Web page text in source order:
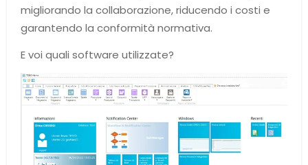
migliorando la collaborazione, riducendo i costi e
garantendo la conformità normativa.
E voi quali software utilizzate?